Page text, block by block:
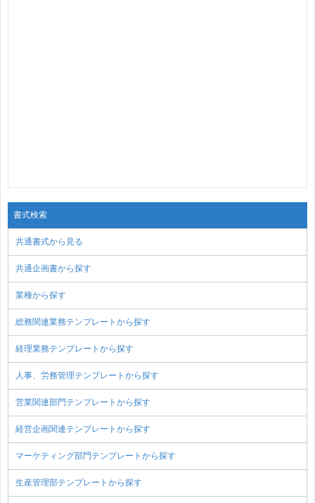
書式検索
共通書式から見る
共通企画書から探す
業種から探す
総務関連業務テンプレートから探す
経理業務テンプレートから探す
人事、労務管理テンプレートから探す
営業関連部門テンプレートから探す
経営企画関連テンプレートから探す
マーケティング部門テンプレートから探す
生産管理部テンプレートから探す